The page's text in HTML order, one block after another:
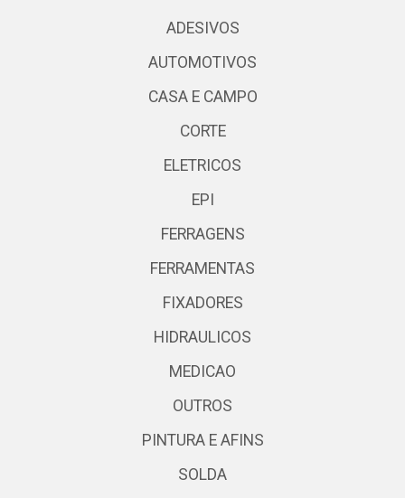
ADESIVOS
AUTOMOTIVOS
CASA E CAMPO
CORTE
ELETRICOS
EPI
FERRAGENS
FERRAMENTAS
FIXADORES
HIDRAULICOS
MEDICAO
OUTROS
PINTURA E AFINS
SOLDA